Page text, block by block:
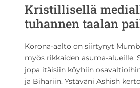
Kristillisellä
tuhannen taalan
Korona-aalto on siirtynyt
myös rikkaiden asuma-alueille.
jopa itäisiin köyhiin
ja Bihariin. Ystäväni Ashish